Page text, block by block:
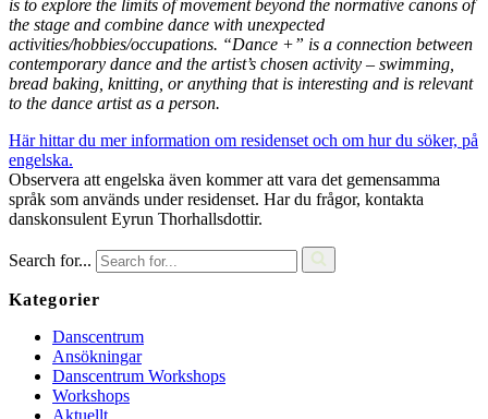
is to explore the limits of movement beyond the normative canons of
the stage and combine dance with unexpected
activities/hobbies/occupations. “Dance +” is a connection between
contemporary dance and the artist’s chosen activity – swimming,
bread baking, knitting, or anything that is interesting and is relevant
to the dance artist as a person.
Här hittar du mer information om residenset och om hur du söker, på
engelska.
Observera att engelska även kommer att vara det gemensamma
språk som används under residenset. Har du frågor, kontakta
danskonsulent Eyrun Thorhallsdottir.
Search for...
Kategorier
Danscentrum
Ansökningar
Danscentrum Workshops
Workshops
Aktuellt